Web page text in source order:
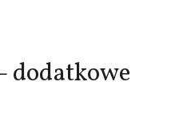
dodatkowe